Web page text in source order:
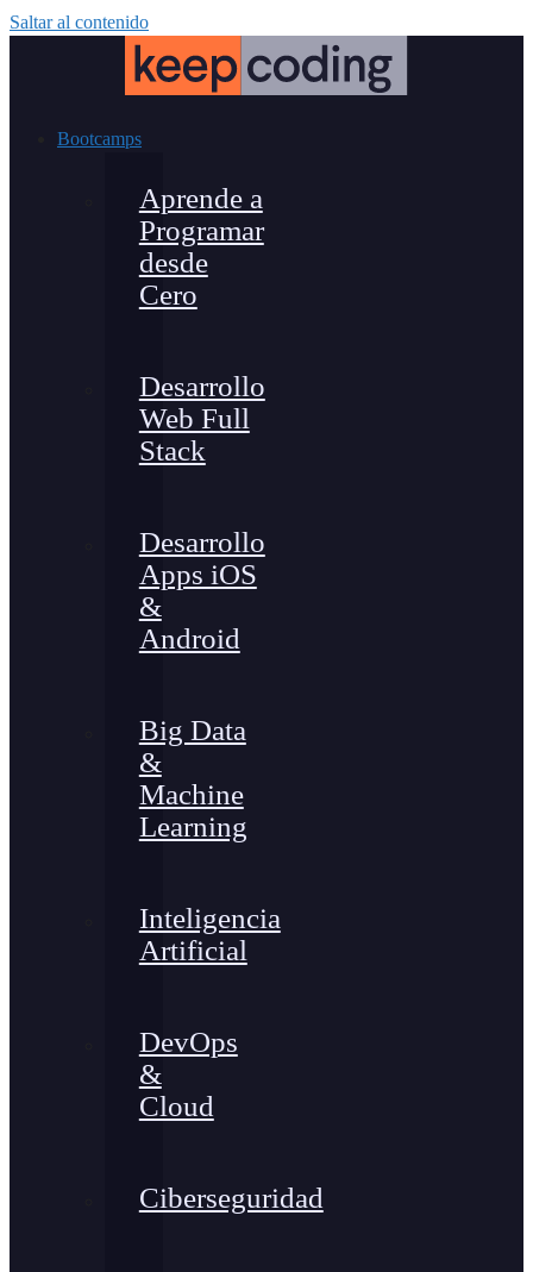
Saltar al contenido
Bootcamps
Aprende a
Programar
desde
Cero
Desarrollo
Web Full
Stack
Desarrollo
Apps iOS
&
Android
Big Data
&
Machine
Learning
Inteligencia
Artificial
DevOps
&
Cloud
Ciberseguridad